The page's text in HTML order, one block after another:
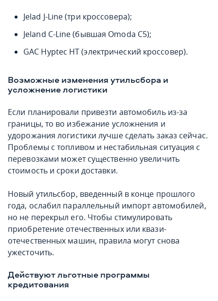
Jelad J-Line (три кроссовера);
Jeland C-Line (бывшая Omoda C5);
GAC Hyptec HT (электрический кроссовер).
Возможные изменения утильсбора и
усложнение логистики
Если планировали привезти автомобиль из-за
границы, то во избежание усложнения и
удорожания логистики лучше сделать заказ сейчас.
Проблемы с топливом и нестабильная ситуация с
перевозками может существенно увеличить
стоимость и сроки доставки.
Новый утильсбор, введенный в конце прошлого
года, ослабил параллельный импорт автомобилей,
но не перекрыл его. Чтобы стимулировать
приобретение отечественных или квази-
отечественных машин, правила могут снова
ужесточить.
Действуют льготные программы
кредитования